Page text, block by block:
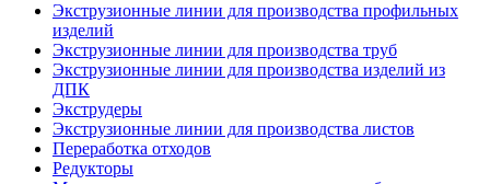
Экструзионные линии для производства профильных
изделий
Экструзионные линии для производства труб
Экструзионные линии для производства изделий из
ДПК
Экструдеры
Экструзионные линии для производства листов
Переработка отходов
Редукторы